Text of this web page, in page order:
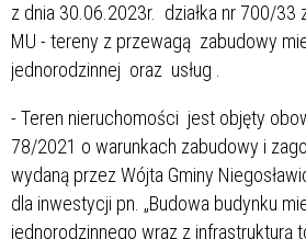
z dnia 30.06.2023r. działka nr 700/33
MU - tereny z przewagą zabudowy
jednorodzinnej oraz usług .
- Teren nieruchomości jest objęty
78/2021 o warunkach zabudowy i
wydaną przez Wójta Gminy
dla inwestycji pn. „Budowa budynku
jednorodzinnego wraz z infrastrukturą